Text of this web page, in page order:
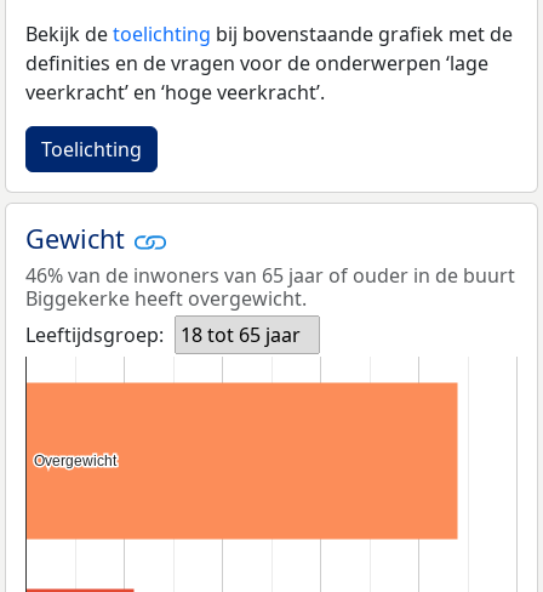
Bekijk detoelichting bij bovenstaande grafiek met de
definities en de vragen voor de onderwerpen ‘lage
veerkracht’ en ‘hoge veerkracht’.
Toelichting
Gewicht
46% van de inwoners van 65 jaar of ouder in de buurt
Biggekerke heeft overgewicht.
Leeftijdsgroep:
18 tot 65 jaar
Overgewicht
Overgewicht